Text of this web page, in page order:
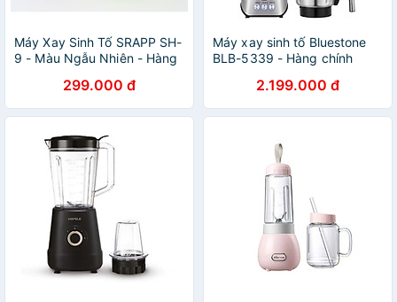
Máy Xay Sinh Tố SRAPP SH-
9 - Màu Ngẫu Nhiên - Hàng
299.000 đ
Máy xay sinh tố Bluestone
BLB-5339 - Hàng chính
2.199.000 đ